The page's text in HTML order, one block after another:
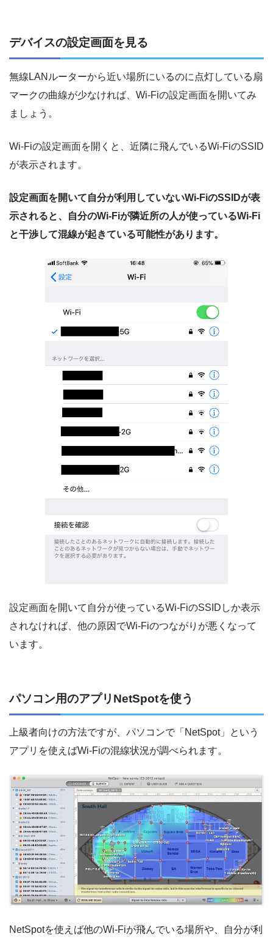
デバイスの設定画面を見る
無線LANルーターから近い場所にいるのに点灯している扇
マークの曲線が少なければ、Wi-Fiの設定画面を開いてみ
ましょう。
Wi-Fiの設定画面を開くと、近隣に飛んでいるWi-FiのSSID
が表示されます。
設定画面を開いて自分が利用していないWi-FiのSSIDが表
示されると、自分のWi-Fiが隣近所の人が使っているWi-Fi
と干渉して混線が起きている可能性があります。
設定画面を開いて自分が使っているWi-FiのSSIDしか表示
されなければ、他の原因でWi-Fiのつながりが悪くなって
います。
パソコン用のアプリNetSpotを使う
上級者向けの方法ですが、パソコンで「NetSpot」という
アプリを使えばWi-Fiの混線状況が調べられます。
NetSpotを使えば他のWi-Fiが飛んでいる場所や、自分が利